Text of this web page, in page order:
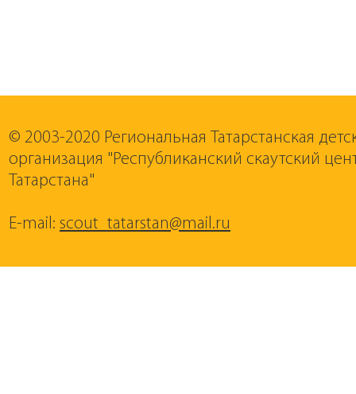
© 2003-2020 Региональная Татарстанская
организация "Республиканский скаутский
Татарстана"
E-mail: scout_tatarstan@mail.ru